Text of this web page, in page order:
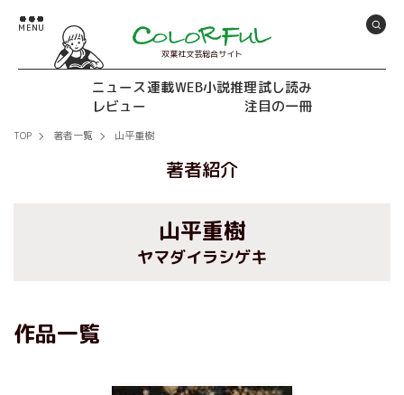
双葉社文芸総合サイト
ニュース連載WEB小説推理試し読み
レビュー
注目の一冊
TOP 著者一覧 山平重樹
著者紹介
山平重樹
ヤマダイラシゲキ
作品一覧